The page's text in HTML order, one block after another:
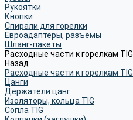
Рукоятки
Кнопки
Спирали для горелки
Евроадаптеры, разъёмы
Шланг-пакеты
Расходные части к горелкам TIG
Назад
Расходные части к горелкам TIG
Цанги
Держатели цанг
Изоляторы, кольца TIG
Сопла TIG